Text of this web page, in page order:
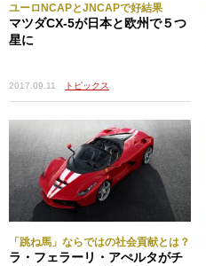
ユーロNCAPとJNCAPで好結果
マツダCX-5が日本と欧州で５つ
星に
2017.09.11 トピックス
「跳ね馬」ならではの社会貢献とは？
ラ・フェラーリ・アぺルタがチ